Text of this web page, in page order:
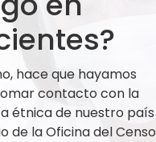
hace que hayamos
contacto con la
étnica de nuestro país
de la Oficina del Censo